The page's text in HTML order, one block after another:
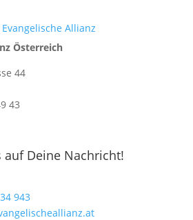
Österreich
44
43
Deine Nachricht!
943